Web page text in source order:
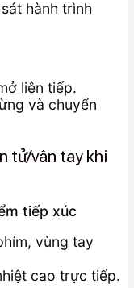
hành trình
liên tiếp.
và chuyển
tử/vân tay khi
tiếp xúc
vùng tay
cao trực tiếp.